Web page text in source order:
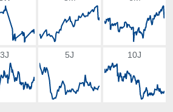
3J 5J 10J